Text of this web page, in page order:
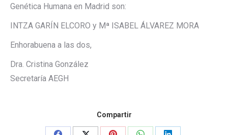
Genética Humana en Madrid son:
INTZA GARÍN ELCORO y Mª ISABEL ÁLVAREZ MORA
Enhorabuena a las dos,
Dra. Cristina González
Secretaría AEGH
Compartir